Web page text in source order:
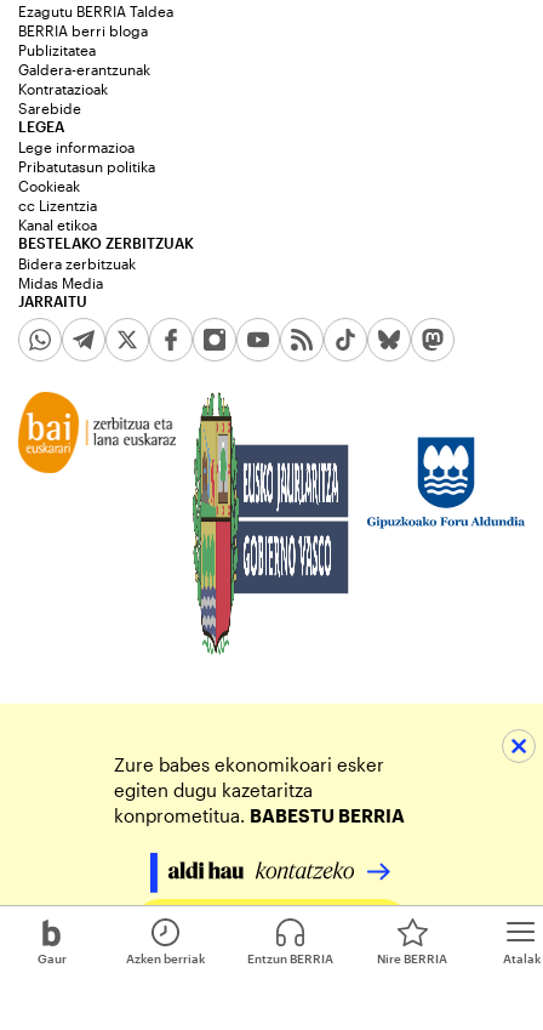
Gaur Atalak
Azken berriak Entzun BERRIA Nire BERRIA
Ezagutu BERRIA Taldea
BERRIA berri bloga
Publizitatea
Galdera-erantzunak
Kontratazioak
Sarebide
JARRAITU
LEGEA
Lege informazioa
Pribatutasun politika
Cookieak
cc Lizentzia
Kanal etikoa
BESTELAKO ZERBITZUAK
Bidera zerbitzuak
Midas Media
Zure babes ekonomikoari esker
egiten dugu kazetaritza
konprometitua. BABESTU BERRIA
Egin zure ekarpena